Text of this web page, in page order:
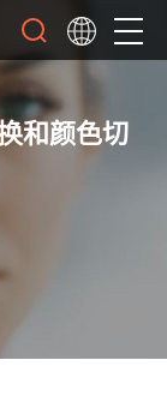
和颜色切